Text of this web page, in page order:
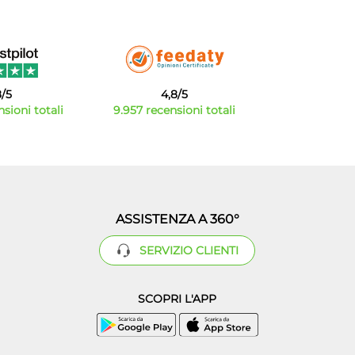
5
totali
4,8/5
9.957 recensioni totali
ASSISTENZA A 360°
SERVIZIO CLIENTI
SCOPRI L'APP